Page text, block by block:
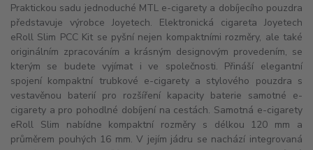
Praktickou sadu jednoduché MTL e-cigarety a dobíjecího pouzdra
představuje výrobce Joyetech. Elektronická cigareta Joyetech
eRoll Slim PCC Kit se pyšní nejen kompaktními rozměry, ale také
originálním zpracováním a krásným designovým provedením, se
kterým se budete vyjímat i ve společnosti. Přináší elegantní
spojení kompaktní trubkové e-cigarety a stylového pouzdra s
vestavěnou baterií pro rozšíření kapacity baterie samotné e-
cigarety a pro pohodlné dobíjení na cestách. Samotná e-cigarety
eRoll Slim nabídne kompaktní rozměry s délkou 120 mm a
průměrem pouhých 16 mm. V jejím jádru se nachází integrovaná